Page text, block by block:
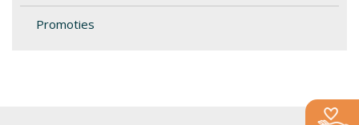
Promoties